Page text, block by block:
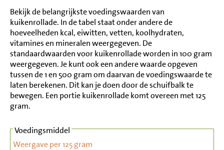
Bekijk de belangrijkste voedingswaarden van
kuikenrollade. In de tabel staat onder andere de
hoeveelheden kcal, eiwitten, vetten, koolhydraten,
vitamines en mineralen weergegeven. De
standaardwaarden voor kuikenrollade worden in 100 gram
weergegeven. Je kunt ook een andere waarde opgeven
tussen de 1 en 500 gram om daarvan de voedingswaarde te
laten berekenen. Dit kan je doen door de schuifbalk te
bewegen. Een portie kuikenrollade komt overeen met 125
gram.
Voedingsmiddel
Weergave per 125 gram